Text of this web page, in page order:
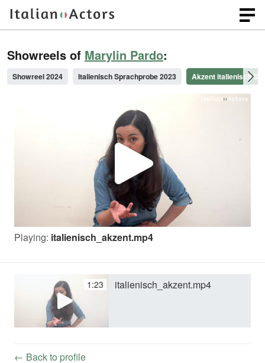
Showreels of Marylin Pardo:
Showreel 2024 Italienisch Sprachprobe 2023 Akzent italienisch
P
l
y
Playing: italienisch_akzent.mp4
1:23 italienisch_akzent.mp4
← Back to profile